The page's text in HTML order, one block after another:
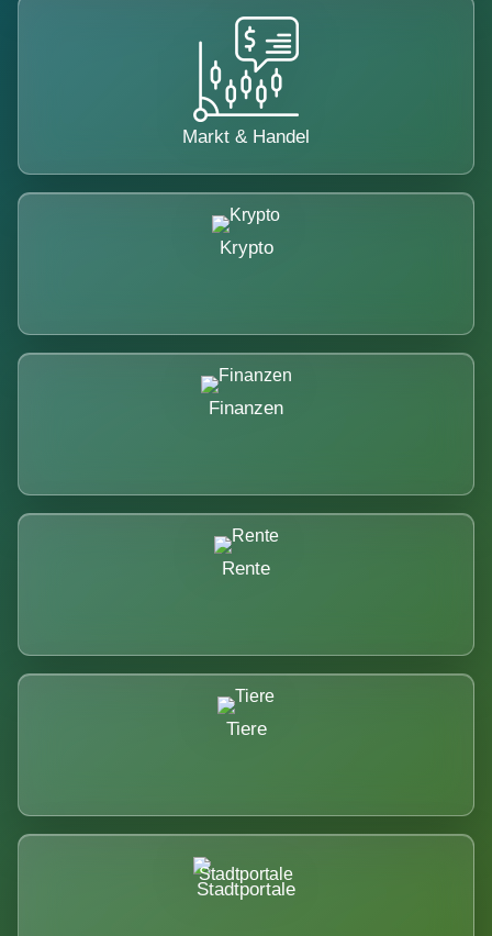
Markt & Handel
Krypto
Finanzen
Rente
Tiere
Stadtportale